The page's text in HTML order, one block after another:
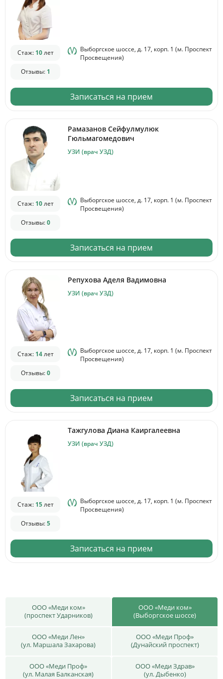
Стаж: 10лет
Отзывы: 1
Выборгское шоссе, д. 17, корп. 1 (м. Проспект
Просвещения)
Записаться на прием
Рамазанов Сейфулмулюк
Гюльмагомедович
УЗИ (врач УЗД)
Стаж: 10лет
Отзывы:0
Выборгское шоссе, д. 17, корп. 1 (м. Проспект
Просвещения)
Записаться на прием
Репухова Аделя Вадимовна
УЗИ (врач УЗД)
Стаж: 14лет
Отзывы:0
Выборгское шоссе, д. 17, корп. 1 (м. Проспект
Просвещения)
Записаться на прием
Тажгулова Диана Каиргалеевна
УЗИ (врач УЗД)
Стаж: 15лет
Отзывы:5
Выборгское шоссе, д. 17, корп. 1 (м. Проспект
Просвещения)
Записаться на прием
ООО «Меди ком»
(проспект Ударников)
ООО «Меди ком»
(Выборгское шоссе)
ООО «Меди Лен»
(ул. Маршала Захарова)
ООО «Меди Проф»
(Дунайский проспект)
ООО «Меди Проф»
(ул. Малая Балканская)
ООО «Меди Здрав»
(ул. Дыбенко)